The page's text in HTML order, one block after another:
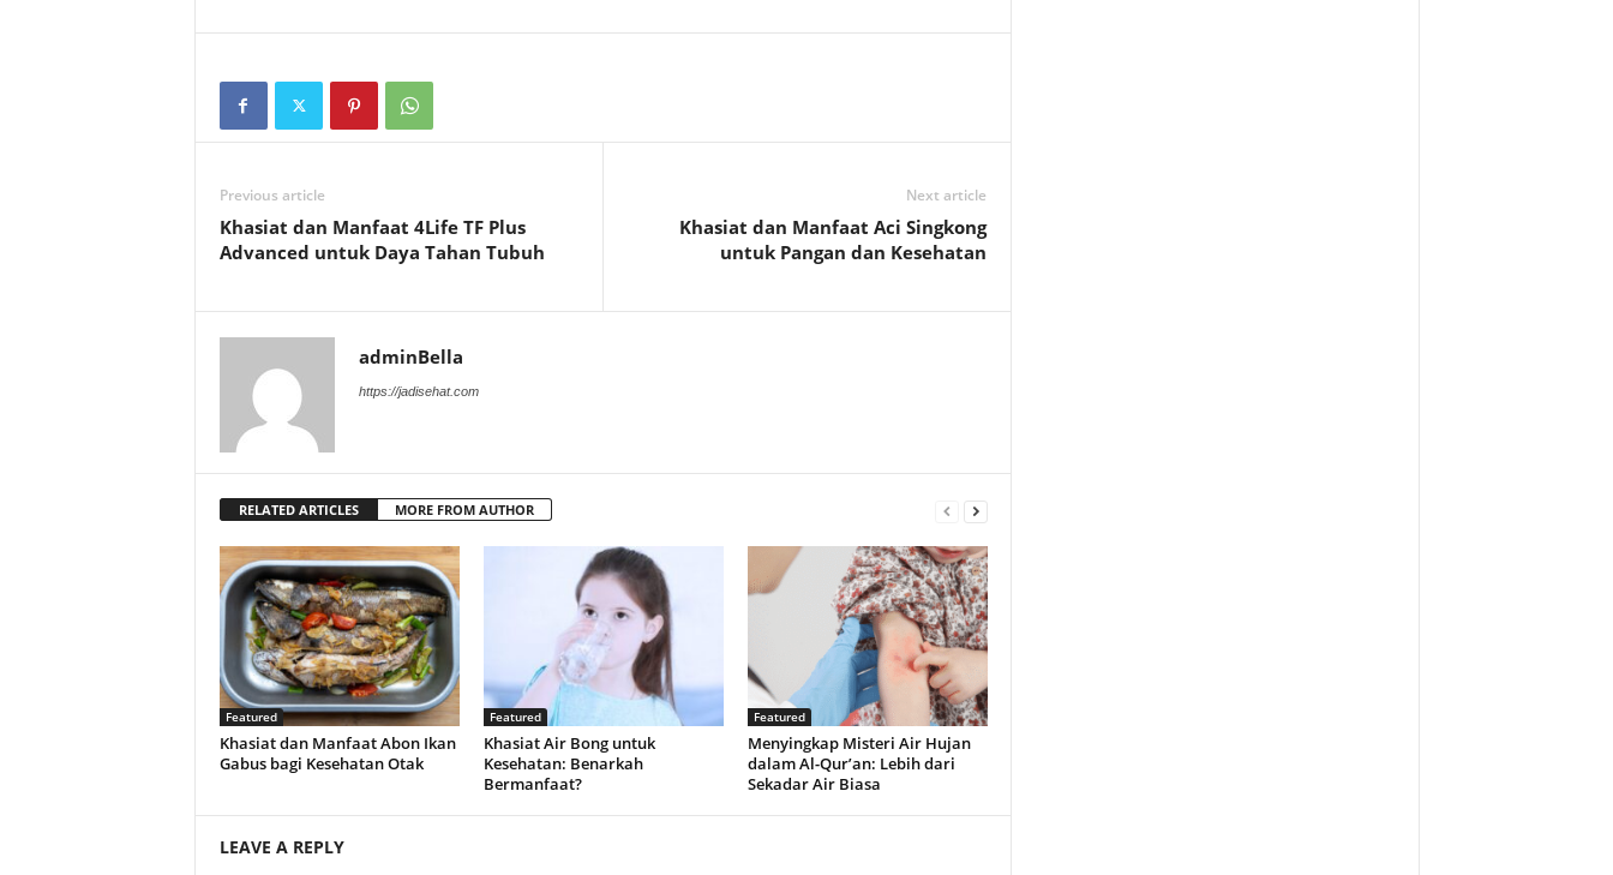
Previous article
Khasiat dan Manfaat 4Life TF Plus
Advanced untuk Daya Tahan Tubuh
Next article
Khasiat dan Manfaat Aci Singkong
untuk Pangan dan Kesehatan
adminBella
https://jadisehat.com
RELATED ARTICLES MORE FROM AUTHOR
Featured
Khasiat dan Manfaat Abon Ikan
Gabus bagi Kesehatan Otak
Featured
Khasiat Air Bong untuk
Kesehatan: Benarkah
Bermanfaat?
Featured
Menyingkap Misteri Air Hujan
dalam Al-Qur’an: Lebih dari
Sekadar Air Biasa
LEAVE A REPLY